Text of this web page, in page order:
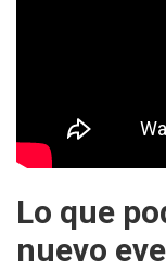
Lo que
nuevo